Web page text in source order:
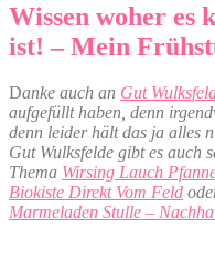
Wissen woher es
ist! – Mein
Danke auch an Gut
aufgefüllt haben, denn
denn leider hält das ja alles
Gut Wulksfelde gibt es auch
Thema Wirsing Lauch
Biokiste Direkt Vom Feld
Marmeladen Stulle –